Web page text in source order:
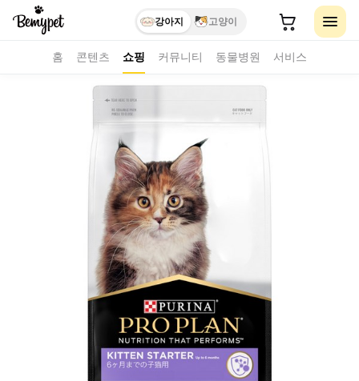
강아지 고양이
홈 콘텐츠 쇼핑 커뮤니티 동물병원 서비스